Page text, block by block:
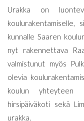
Urakka on
koulurakentamiselle,
kunnalle Saaren
nyt rakennettava
valmistunut myös
olevia
koulun yhteyteen
hirsipäiväkoti sekä
urakka.